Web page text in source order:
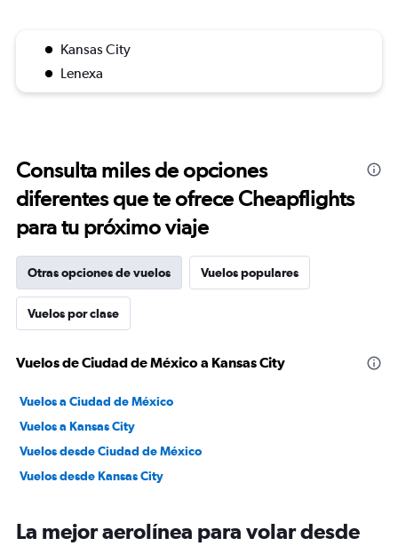
Kansas City
Lenexa
Consulta miles de opciones
diferentes que te ofrece Cheapflights
para tu próximo viaje
Otras opciones de vuelos Vuelos populares
Vuelos por clase
Vuelos de Ciudad de México a Kansas City
Vuelos a Ciudad de México
Vuelos a Kansas City
Vuelos desde Ciudad de México
Vuelos desde Kansas City
La mejor aerolínea para volar desde